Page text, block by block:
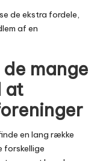
de ekstra fordele,
af en
mange
at
en lang række
forskellige